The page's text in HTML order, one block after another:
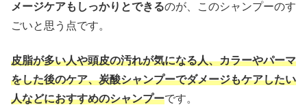
メージケアもしっかりとできるのが、このシャンプーのす
ごいと思う点です。
皮脂が多い人や頭皮の汚れが気になる人、カラーやパーマ
をした後のケア、炭酸シャンプーでダメージもケアしたい
人などにおすすめのシャンプーです。